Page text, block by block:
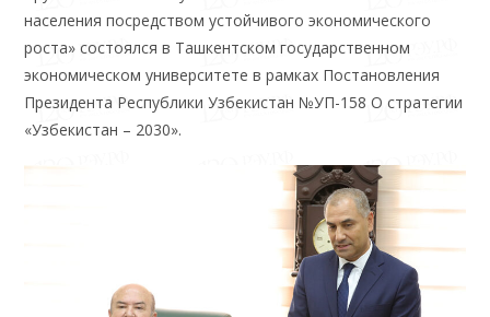
населения посредством устойчивого экономического
роста» состоялся в Ташкентском государственном
экономическом университете в рамках Постановления
Президента Республики Узбекистан №УП-158 О стратегии
«Узбекистан – 2030».